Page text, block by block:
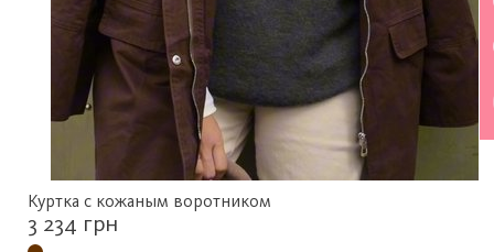
Куртка с кожаным воротником
3 234 грн